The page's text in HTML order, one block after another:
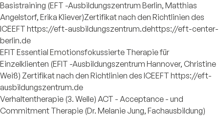
Basistraining (EFT -Ausbildungszentrum Berlin, Matthias
Angelstorf, Erika Kliever)Zertifikat nach den Richtlinien des
ICEEFT https://eft-ausbildungszentrum.dehttps://eft-center-
berlin.de
EFIT Essential Emotionsfokussierte Therapie für
Einzelklienten (EFIT -Ausbildungszentrum Hannover, Christine
Weiß) Zertifikat nach den Richtlinien des ICEEFT https://eft-
ausbildungszentrum.de
Verhaltentherapie (3. Welle) ACT - Acceptance - und
Commitment Therapie (Dr. Melanie Jung, Fachausbildung)